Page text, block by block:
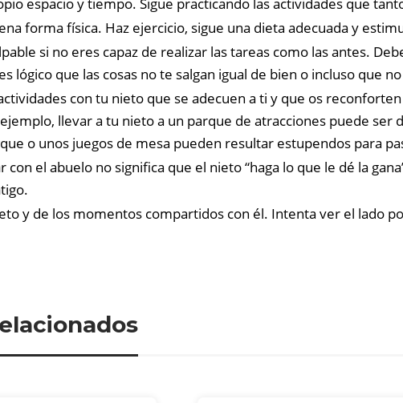
forma física. Haz ejercicio, sigue una dieta adecuada y
si no eres capaz de realizar las tareas como las antes.
lógico que las cosas no te salgan igual de bien o incluso que
con tu nieto que se adecuen a ti y que os
llevar a tu nieto a un parque de atracciones puede
o unos juegos de mesa pueden resultar estupendos para
con el abuelo no significa que el nieto “haga lo que le dé la
y de los momentos compartidos con él. Intenta ver el lado